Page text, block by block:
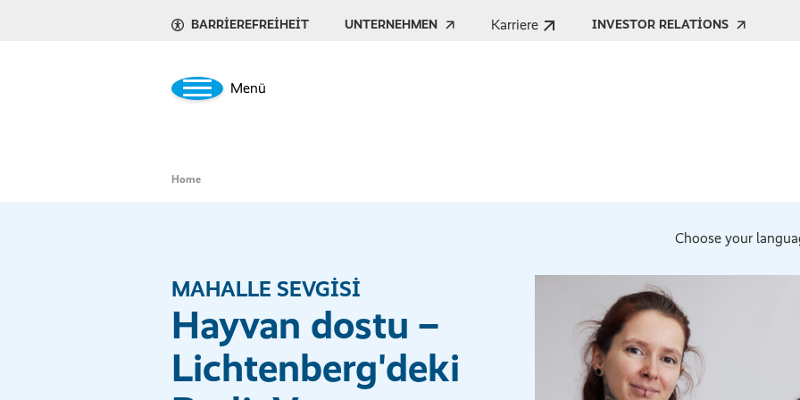
BARRIEREFREIHEIT UNTERNEHMEN Karriere INVESTOR RELATIONS
Menü
Home
Choose your
MAHALLE SEVGİSİ
Hayvan dostu –
Lichtenberg'deki